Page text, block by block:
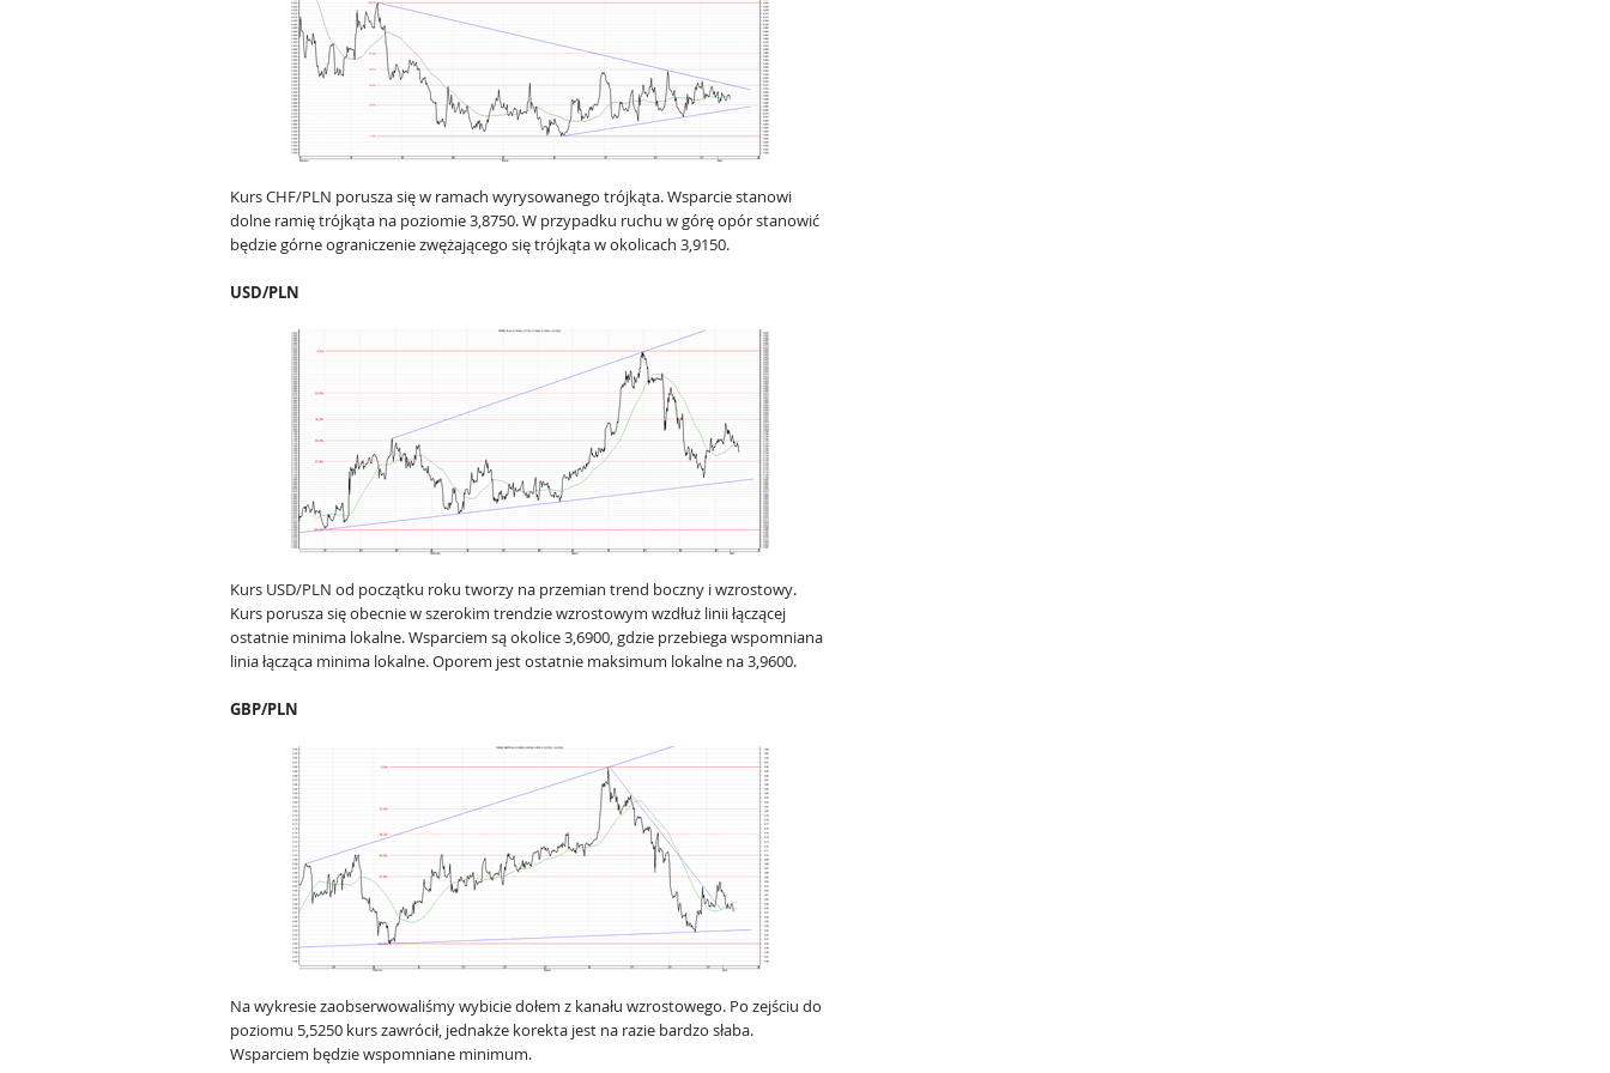
Kurs CHF/PLN porusza się w ramach wyrysowanego trójkąta. Wsparcie stanowi
dolne ramię trójkąta na poziomie 3,8750. W przypadku ruchu w górę opór stanowić
będzie górne ograniczenie zwężającego się trójkąta w okolicach 3,9150.
USD/PLN
Kurs USD/PLN od początku roku tworzy na przemian trend boczny i wzrostowy.
Kurs porusza się obecnie w szerokim trendzie wzrostowym wzdłuż linii łączącej
ostatnie minima lokalne. Wsparciem są okolice 3,6900, gdzie przebiega wspomniana
linia łącząca minima lokalne. Oporem jest ostatnie maksimum lokalne na 3,9600.
GBP/PLN
Na wykresie zaobserwowaliśmy wybicie dołem z kanału wzrostowego. Po zejściu do
poziomu 5,5250 kurs zawrócił, jednakże korekta jest na razie bardzo słaba.
Wsparciem będzie wspomniane minimum.